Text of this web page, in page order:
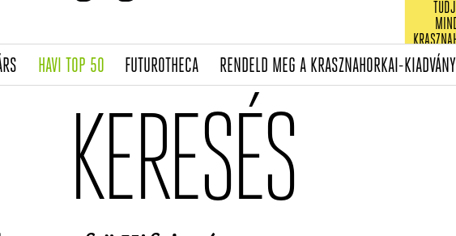
(CURRENT)
HAVI TOP 50(CURRENT)
FUTUROTHECA(CURRENT)
RENDELD MEG A KRASZNAHORKAI-
KERESÉS